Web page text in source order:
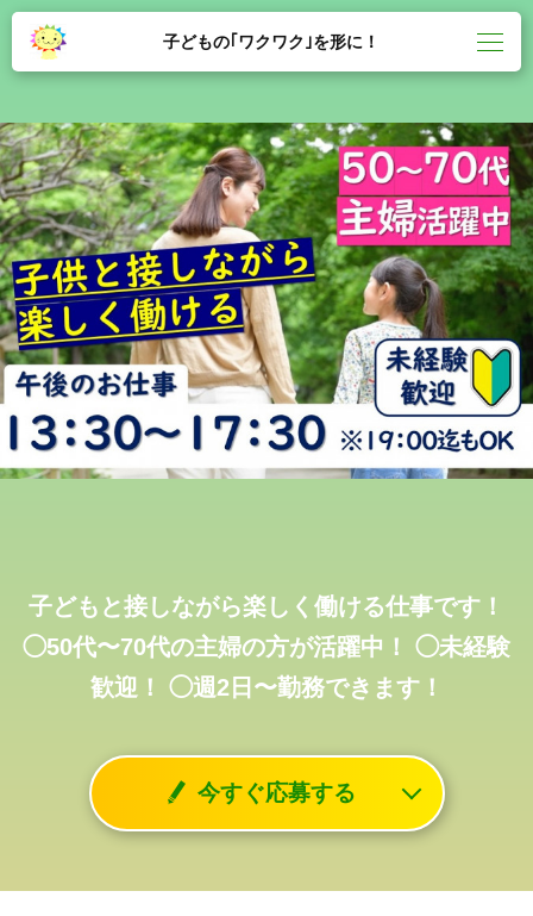
子どもの｢ワクワク｣を形に！
子どもと接しながら楽しく働ける仕事です！
◯50代〜70代の主婦の方が活躍中！
◯未経験
歓迎！
◯週2日〜勤務できます！
今すぐ応募する